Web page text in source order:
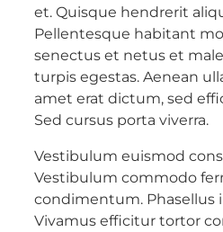
et. Quisque hendrerit
Pellentesque habitant
senectus et netus et
turpis egestas. Aenean
amet erat dictum, sed
Sed cursus porta viverra.
Vestibulum euismod
Vestibulum commodo
condimentum. Phasellus
Vivamus efficitur tortor